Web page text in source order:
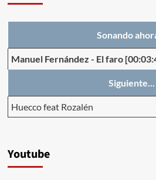
Sonando
Manuel Fernández - El faro
Siguiente...
Huecco feat Rozalén
Youtube